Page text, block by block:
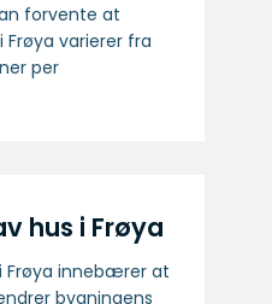
forvente at
varierer fra
per
hus i Frøya
Frøya innebærer at
bygningens